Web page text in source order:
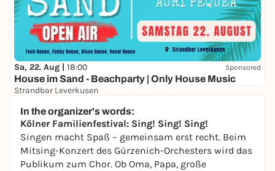
Sa, 22. Aug | 18:00 Sponsored
House im Sand - Beachparty | Only House Music
Strandbar Leverkusen
In the organizer's words:
Kölner Familienfestival: Sing! Sing! Sing!
Singen macht Spaß – gemeinsam erst recht. Beim
Mitsing-Konzert des Gürzenich-Orchesters wird das
Publikum zum Chor. Ob Oma, Papa, große